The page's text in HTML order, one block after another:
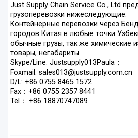
Just Supply Chain Service Co., Ltd
грузоперевозки нижеследующие:
Контейнерные перевозки через
городов Китая в любые точки
обычные грузы, так же химические
товары, негабариты.
Skype/Line: Justsupply013Paula；
Foxmail: sales013@justsupply.com.cn
D/L: +86 0755 8465 1572
Fax：+86 0755 2357 8441
Tel： +86 18870747089